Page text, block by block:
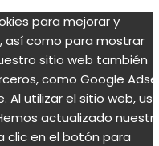
para mejorar y
así como para mostrar
sitio web también
como Google
Al utilizar el sitio web,
actualizado
clic en el botón para